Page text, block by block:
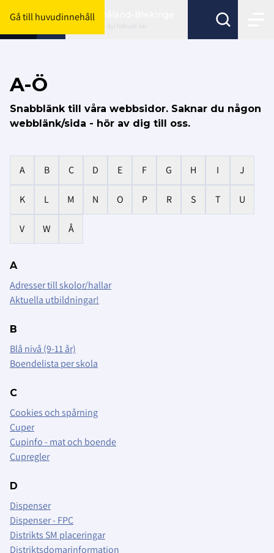
Gå till huvudinnehållSmåland-Blekinge
Byt förbund här
A-Ö
Snabblänk till våra webbsidor. Saknar du någon
webblänk/sida - hör av dig till oss.
A B C D E F G H I J
K L M N O P R S T U
V W Å
A
Adresser till skolor/hallar
Aktuella utbildningar!
B
Blå nivå (9-11 år)
Boendelista per skola
C
Cookies och spårning
Cuper
Cupinfo - mat och boende
Cupregler
D
Dispenser
Dispenser - FPC
Distrikts SM placeringar
Distriktsdomarinformation